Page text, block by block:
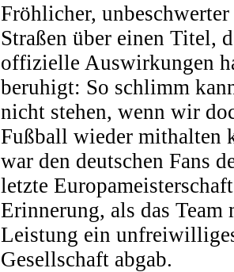
Fröhlicher,
Straßen über einen Titel,
offizielle Auswirkungen
beruhigt: So schlimm
nicht stehen, wenn wir
Fußball wieder mithalten
war den deutschen Fans
letzte
Erinnerung, als das
Leistung ein
Gesellschaft abgab.